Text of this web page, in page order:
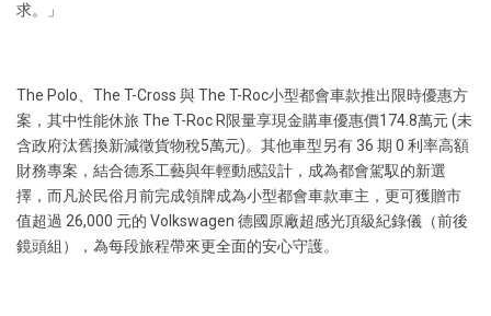
求。」
The Polo、The T-Cross 與 The T-Roc小型都會車款推出限時優惠方
案，其中性能休旅 The T-Roc R限量享現金購車優惠價174.8萬元 (未
含政府汰舊換新減徵貨物稅5萬元)。其他車型另有 36 期 0 利率高額
財務專案，結合德系工藝與年輕動感設計，成為都會駕馭的新選
擇，而凡於民俗月前完成領牌成為小型都會車款車主，更可獲贈市
值超過 26,000 元的 Volkswagen 德國原廠超感光頂級紀錄儀（前後
鏡頭組），為每段旅程帶來更全面的安心守護。